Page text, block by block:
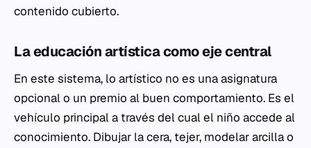
contenido cubierto.
La educación artística como eje central
En este sistema, lo artístico no es una asignatura
opcional o un premio al buen comportamiento. Es el
vehículo principal a través del cual el niño accede al
conocimiento. Dibujar la cera, tejer, modelar arcilla o